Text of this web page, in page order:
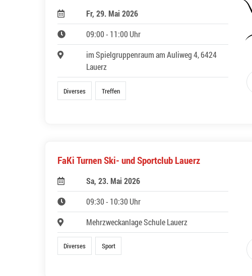
Fr, 29. Mai 2026
09:00 - 11:00 Uhr
im Spielgruppenraum am Auliweg 4, 6424
Lauerz
Diverses Treffen
FaKi Turnen Ski- und Sportclub Lauerz
Sa, 23. Mai 2026
09:30 - 10:30 Uhr
Mehrzweckanlage Schule Lauerz
Diverses Sport